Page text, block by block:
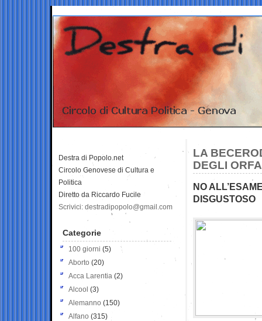
LA
DEGLI
NO
DISGUSTOSO
Destra di Popolo.net
Circolo Genovese di Cultura e
Politica
Diretto da Riccardo Fucile
Scrivici: destradipopolo@gmail.com
Categorie
100 giorni (5)
Aborto (20)
Acca Larentia (2)
Alcool (3)
Alemanno (150)
Alfano (315)